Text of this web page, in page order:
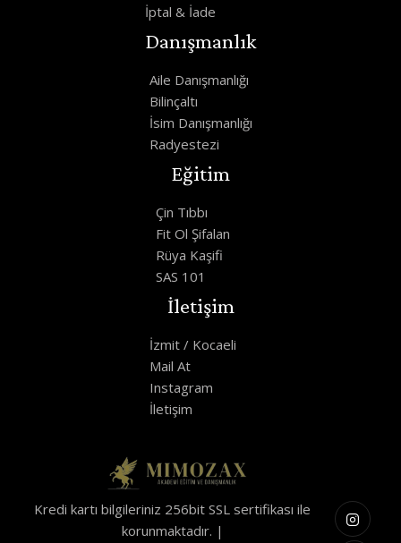
İptal & İade
Danışmanlık
Aile Danışmanlığı
Bilinçaltı
İsim Danışmanlığı
Radyestezi
Eğitim
Çin Tıbbı
Fit Ol Şifalan
Rüya Kaşifi
SAS 101
İletişim
İzmit / Kocaeli
Mail At
Instagram
İletişim
Kredi kartı bilgileriniz 256bit SSL sertifikası ile
korunmaktadır. |